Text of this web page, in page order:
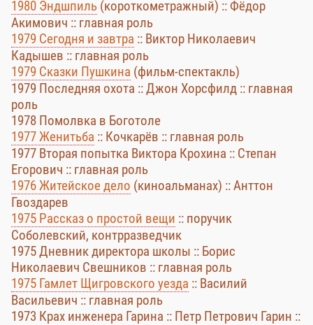
1980 Эндшпиль (короткометражный) :: Фёдор
Акимович :: главная роль
1979 Сегодня и завтра :: Виктор Николаевич
Кадышев :: главная роль
1979 Сказки Пушкина (фильм-спектакль)
1979 Последняя охота :: Джон Хорсфилд :: главная
роль
1978 Помолвка в Боготоле
1977 Женитьба :: Кочкарёв :: главная роль
1977 Вторая попытка Виктора Крохина :: Степан
Егорович :: главная роль
1976 Житейское дело (киноальманах) :: Анттон
Гвоздарев
1975 Рассказ о простой вещи :: поручик
Соболевский, контрразведчик
1975 Дневник директора школы :: Борис
Николаевич Свешников :: главная роль
1975 Гамлет Щигровского уезда :: Василий
Васильевич :: главная роль
1973 Крах инженера Гарина :: Петр Петрович Гарин ::